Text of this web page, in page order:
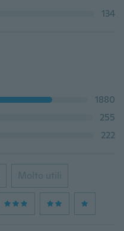
134
1880
255
222
Molto utili